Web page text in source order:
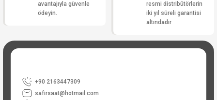
avantajıyla güvenle
ödeyin.
resmi distribütörlerin
iki yıl süreli garantisi
altındadır
+90 2163447309
safirsaat@hotmail.com